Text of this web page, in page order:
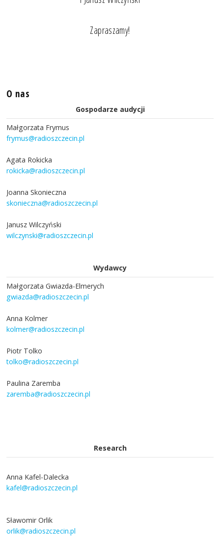
Zapraszamy!
O nas
Gospodarze audycji
Małgorzata Frymus
frymus@radioszczecin.pl
Agata Rokicka
rokicka@radioszczecin.pl
Joanna Skonieczna
skonieczna@radioszczecin.pl
Janusz Wilczyński
wilczynski@radioszczecin.pl
Wydawcy
Małgorzata Gwiazda-Elmerych
gwiazda@radioszczecin.pl
Anna Kolmer
kolmer@radioszczecin.pl
Piotr Tolko
tolko@radioszczecin.pl
Paulina Zaremba
zaremba@radioszczecin.pl
Research
Anna Kafel-Dalecka
kafel@radioszczecin.pl
Sławomir Orlik
orlik@radioszczecin.pl